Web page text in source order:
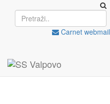
Carnet webmail
Upisi
e-Škole